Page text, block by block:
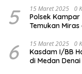
5 15 Maret 2025 0
Polsek
Temukan
6 15 Maret 2025 0
Kasdam I/BB
di Medan Denai